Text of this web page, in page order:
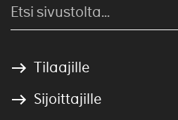
Tilaajille
Sijoittajille